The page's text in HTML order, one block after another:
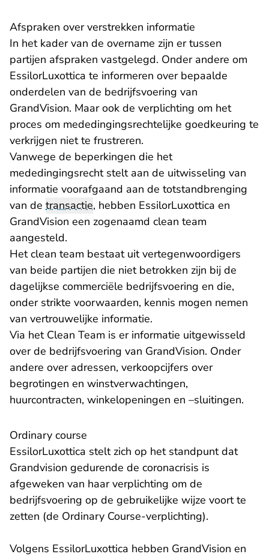
Afspraken over verstrekken informatie
In het kader van de overname zijn er tussen
partijen afspraken vastgelegd. Onder andere om
EssilorLuxottica te informeren over bepaalde
onderdelen van de bedrijfsvoering van
GrandVision. Maar ook de verplichting om het
proces om mededingingsrechtelijke goedkeuring te
verkrijgen niet te frustreren.
Vanwege de beperkingen die het
mededingingsrecht stelt aan de uitwisseling van
informatie voorafgaand aan de totstandbrenging
van de transactie, hebben EssilorLuxottica en
GrandVision een zogenaamd clean team
aangesteld.
Het clean team bestaat uit vertegenwoordigers
van beide partijen die niet betrokken zijn bij de
dagelijkse commerciële bedrijfsvoering en die,
onder strikte voorwaarden, kennis mogen nemen
van vertrouwelijke informatie.
Via het Clean Team is er informatie uitgewisseld
over de bedrijfsvoering van GrandVision. Onder
andere over adressen, verkoopcijfers over
begrotingen en winstverwachtingen,
huurcontracten, winkelopeningen en –sluitingen.
Ordinary course
EssilorLuxottica stelt zich op het standpunt dat
Grandvision gedurende de coronacrisis is
afgeweken van haar verplichting om de
bedrijfsvoering op de gebruikelijke wijze voort te
zetten (de Ordinary Course-verplichting).
Volgens EssilorLuxottica hebben GrandVision en